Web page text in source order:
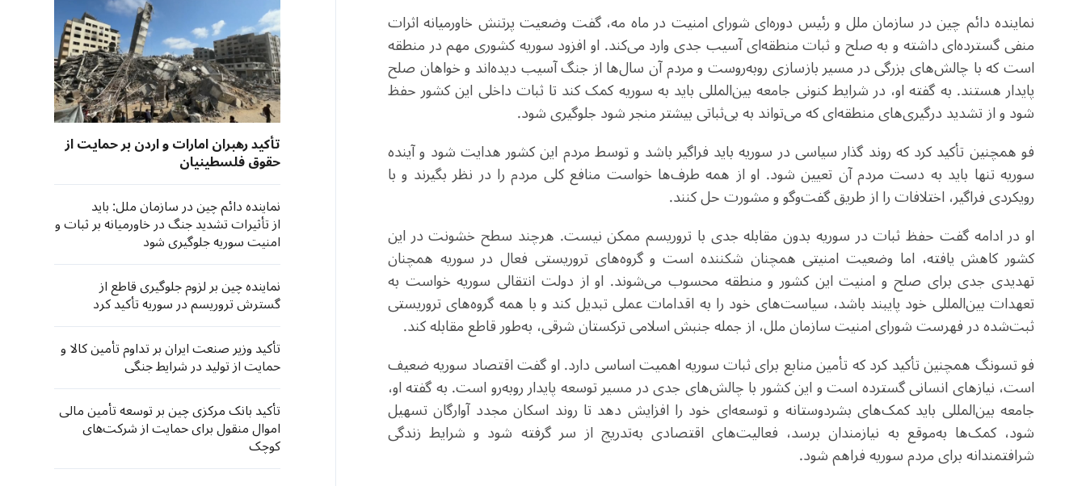
نماینده دائم چین در سازمان ملل و رئیس دوره‌ای شورای امنیت در ماه مه، گفت وضعیت پرتنش خاورمیانه اثرات
منفی گسترده‌ای داشته و به صلح و ثبات منطقه‌ای آسیب جدی وارد می‌کند. او افزود سوریه کشوری مهم در منطقه
است که با چالش‌های بزرگی در مسیر بازسازی روبه‌روست و مردم آن سال‌ها از جنگ آسیب دیده‌اند و خواهان صلح
پایدار هستند. به گفته او، در شرایط کنونی جامعه بین‌المللی باید به سوریه کمک کند تا ثبات داخلی این کشور حفظ
شود و از تشدید درگیری‌های منطقه‌ای که می‌تواند به بی‌ثباتی بیشتر منجر شود جلوگیری شود.
فو همچنین تأکید کرد که روند گذار سیاسی در سوریه باید فراگیر باشد و توسط مردم این کشور هدایت شود و آینده
سوریه تنها باید به دست مردم آن تعیین شود. او از همه طرف‌ها خواست منافع کلی مردم را در نظر بگیرند و با
رویکردی فراگیر، اختلافات را از طریق گفت‌وگو و مشورت حل کنند.
او در ادامه گفت حفظ ثبات در سوریه بدون مقابله جدی با تروریسم ممکن نیست. هرچند سطح خشونت در این
کشور کاهش یافته، اما وضعیت امنیتی همچنان شکننده است و گروه‌های تروریستی فعال در سوریه همچنان
تهدیدی جدی برای صلح و امنیت این کشور و منطقه محسوب می‌شوند. او از دولت انتقالی سوریه خواست به
تعهدات بین‌المللی خود پایبند باشد، سیاست‌های خود را به اقدامات عملی تبدیل کند و با همه گروه‌های تروریستی
ثبت‌شده در فهرست شورای امنیت سازمان ملل، از جمله جنبش اسلامی ترکستان شرقی، به‌طور قاطع مقابله کند.
فو تسونگ همچنین تأکید کرد که تأمین منابع برای ثبات سوریه اهمیت اساسی دارد. او گفت اقتصاد سوریه ضعیف
است، نیازهای انسانی گسترده است و این کشور با چالش‌های جدی در مسیر توسعه پایدار روبه‌رو است. به گفته او،
جامعه بین‌المللی باید کمک‌های بشردوستانه و توسعه‌ای خود را افزایش دهد تا روند اسکان مجدد آوارگان تسهیل
شود، کمک‌ها به‌موقع به نیازمندان برسد، فعالیت‌های اقتصادی به‌تدریج از سر گرفته شود و شرایط زندگی
شرافتمندانه برای مردم سوریه فراهم شود.
تأکید رهبران امارات و اردن بر حمایت از
حقوق فلسطینیان
نماینده دائم چین در سازمان ملل: باید
از تأثیرات تشدید جنگ در خاورمیانه بر ثبات و
امنیت سوریه جلوگیری شود
نماینده چین بر لزوم جلوگیری قاطع از
گسترش تروریسم در سوریه تأکید کرد
تأکید وزیر صنعت ایران بر تداوم تأمین کالا و
حمایت از تولید در شرایط جنگی
تأکید بانک مرکزی چین بر توسعه تأمین مالی
اموال منقول برای حمایت از شرکت‌های
کوچک